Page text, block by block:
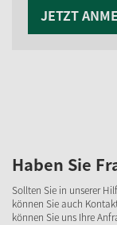
JETZT
Haben Sie
Sollten Sie in unserer
können Sie auch
können Sie uns Ihre